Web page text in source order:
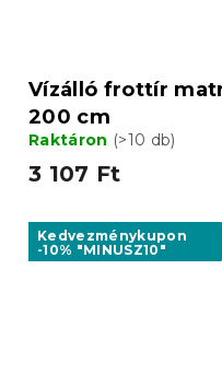
Vízálló frottír
200 cm
Raktáron (>10 db)
3 107 Ft
Kedvezménykupon
-10% "MINUSZ10"